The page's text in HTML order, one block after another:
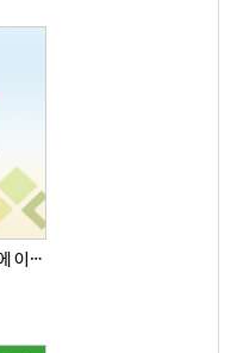
차가일상 : 차 한잔에 이렇게 재미있는 역사·문화·예술...